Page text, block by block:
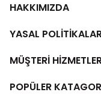
HAKKIMIZDA
YASAL
MÜŞTERİ
POPÜLER